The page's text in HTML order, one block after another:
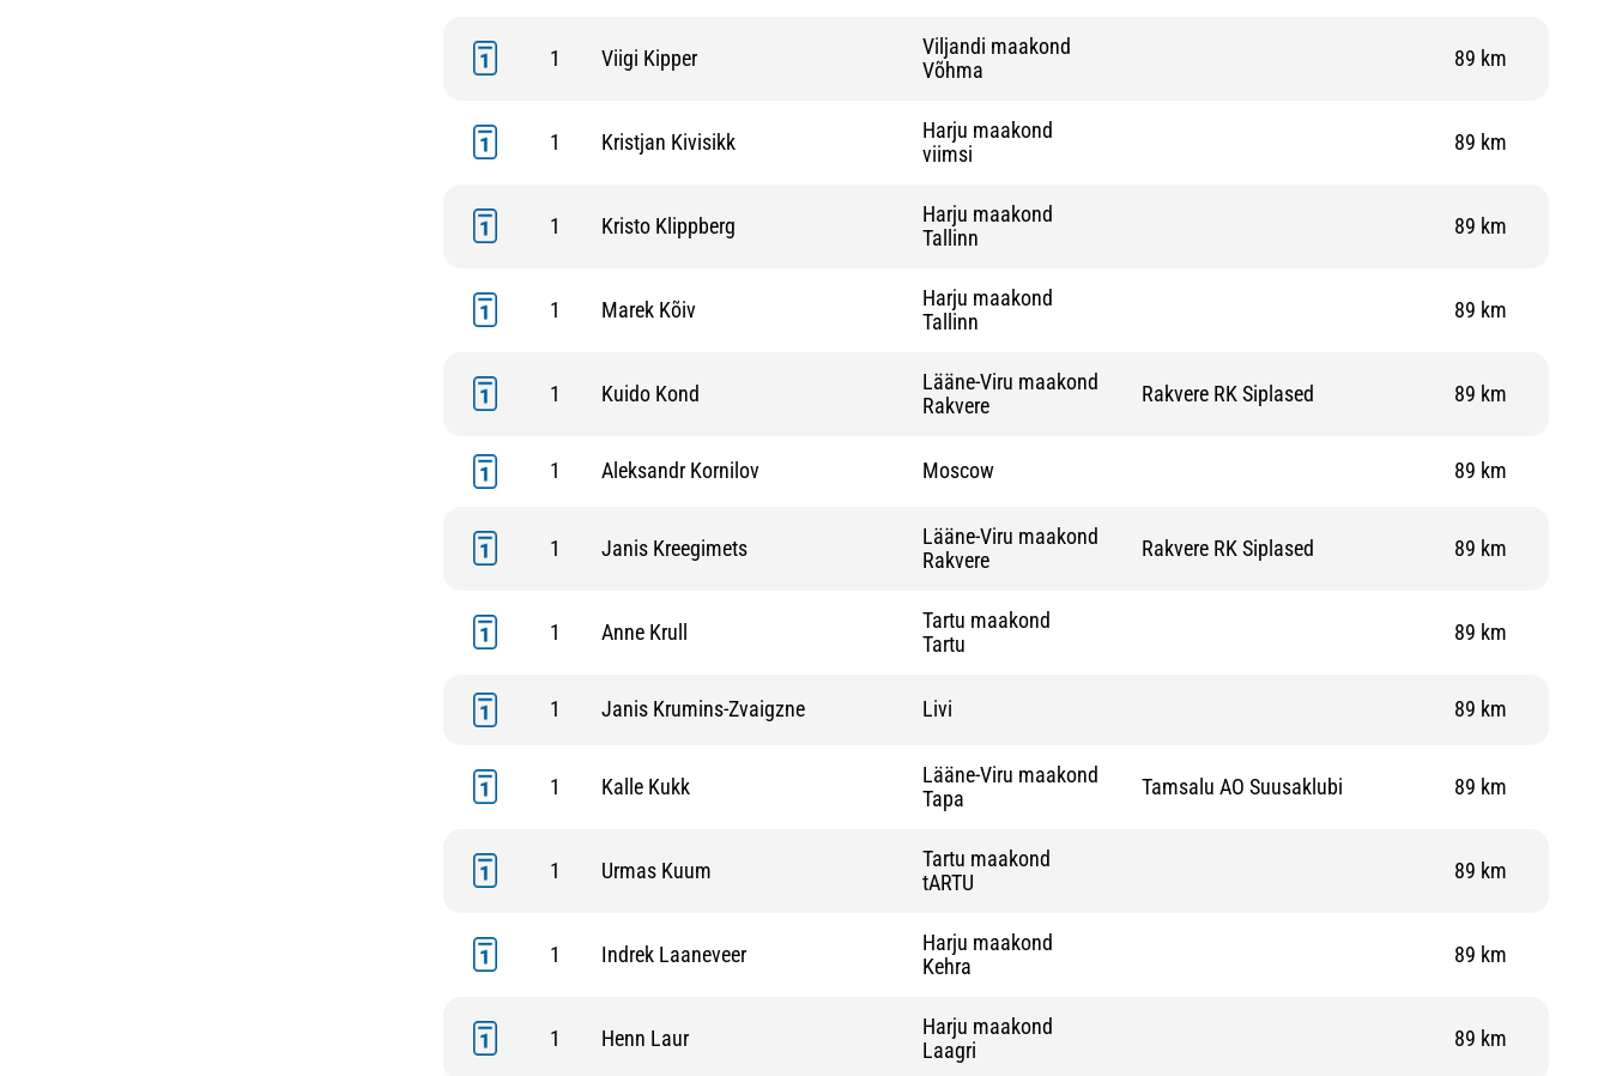
1 Viigi Kipper
Viljandi maakond
Võhma
89 km
1 Kristjan Kivisikk
Harju maakond
viimsi
89 km
1 Kristo Klippberg
Harju maakond
Tallinn
89 km
1 Marek Kõiv
Harju maakond
Tallinn
89 km
1 Kuido Kond
Lääne-Viru maakond
Rakvere
Rakvere RK Siplased 89 km
1 Aleksandr Kornilov Moscow 89 km
1 Janis Kreegimets
Lääne-Viru maakond
Rakvere
Rakvere RK Siplased 89 km
1 Anne Krull
Tartu maakond
Tartu
89 km
1 Janis Krumins-Zvaigzne Livi 89 km
1 Kalle Kukk
Lääne-Viru maakond
Tapa
Tamsalu AO Suusaklubi 89 km
1 Urmas Kuum
Tartu maakond
tARTU
89 km
1 Indrek Laaneveer
Harju maakond
Kehra
89 km
1 Henn Laur
Harju maakond
Laagri
89 km